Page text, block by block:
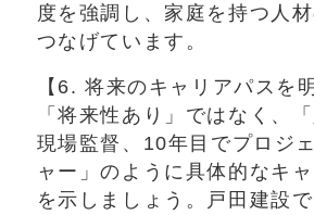
度を強調し、家庭を持つ人
つなげています。
【6. 将来のキャリアパスを
「将来性あり」ではなく、
現場監督、10年目でプロジ
ャー」のように具体的なキ
を示しましょう。戸田建設